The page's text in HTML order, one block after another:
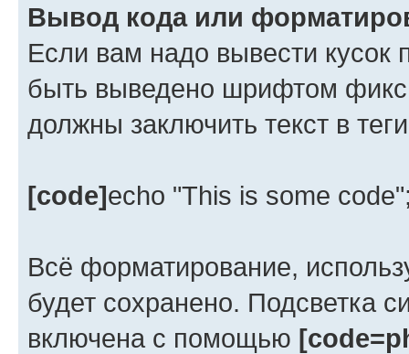
Вывод кода или
Если вам надо вывести кусок
быть выведено шрифтом
должны заключить текст в
[code]echo "This is some
Всё форматирование,
будет сохранено. Подсветка
включена с помощью